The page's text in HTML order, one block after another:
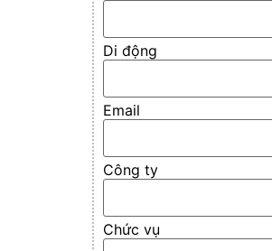
Di động
Email
Công ty
Chức vụ